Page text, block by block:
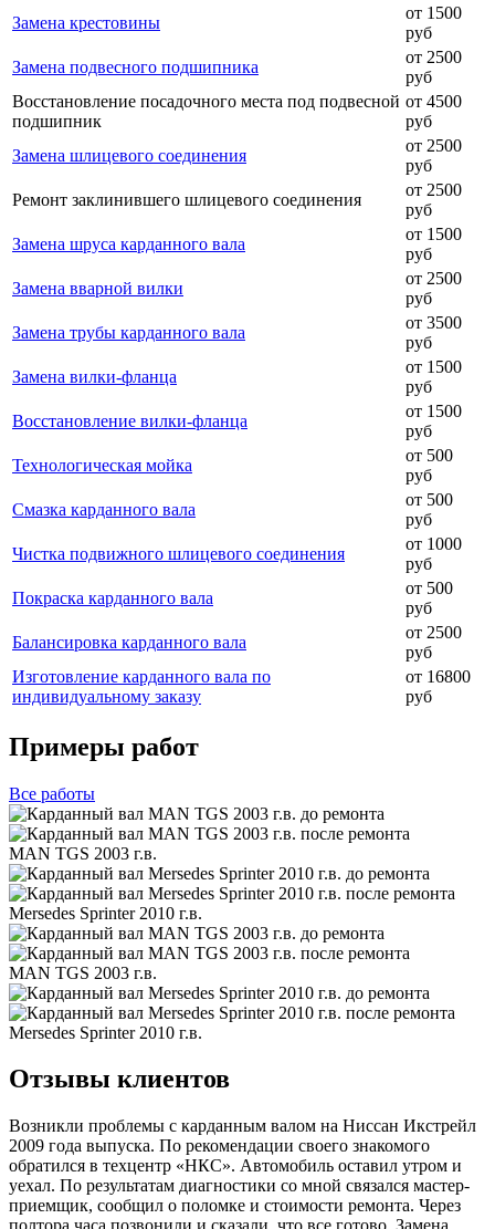
Замена крестовины
от 1500
руб
Замена подвесного подшипника
от 2500
руб
Восстановление посадочного места под подвесной
подшипник
от 4500
руб
Замена шлицевого соединения
от 2500
руб
Ремонт заклинившего шлицевого соединения
от 2500
руб
Замена шруса карданного вала
от 1500
руб
Замена вварной вилки
от 2500
руб
Замена трубы карданного вала
от 3500
руб
Замена вилки-фланца
от 1500
руб
Восстановление вилки-фланца
от 1500
руб
Технологическая мойка
от 500
руб
Смазка карданного вала
от 500
руб
Чистка подвижного шлицевого соединения
от 1000
руб
Покраска карданного вала
от 500
руб
Балансировка карданного вала
от 2500
руб
Изготовление карданного вала по
индивидуальному заказу
от 16800
руб
Примеры работ
Все работы
MAN TGS 2003 г.в.
Mersedes Sprinter 2010 г.в.
MAN TGS 2003 г.в.
Mersedes Sprinter 2010 г.в.
Отзывы клиентов
Возникли проблемы с карданным валом на Ниссан Икстрейл
2009 года выпуска. По рекомендации своего знакомого
обратился в техцентр «НКС». Автомобиль оставил утром и
уехал. По результатам диагностики со мной связался мастер-
приемщик, сообщил о поломке и стоимости ремонта. Через